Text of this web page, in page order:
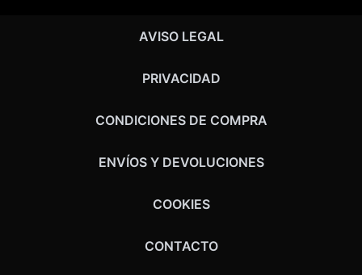
AVISO LEGAL
PRIVACIDAD
CONDICIONES DE COMPRA
ENVÍOS Y DEVOLUCIONES
COOKIES
CONTACTO